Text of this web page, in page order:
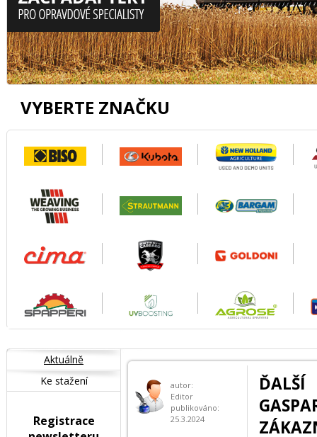
VYBERTE ZNAČKU
autor:
Editor
publikováno:
25.3.2024
Aktuálně
Ke stažení
Registrace